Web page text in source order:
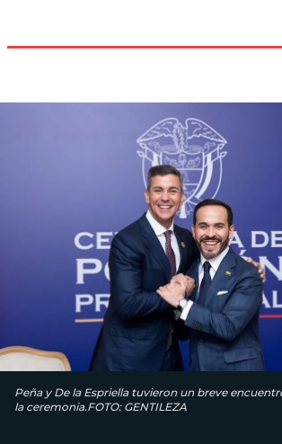
Peña y De la Espriella tuvieron un breve
la ceremonia.FOTO: GENTILEZA